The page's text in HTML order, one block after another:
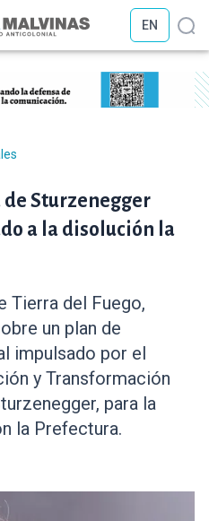
EN
de Sturzenegger
a la disolución la
Tierra del Fuego,
un plan de
impulsado por el
y Transformación
para la
la Prefectura.